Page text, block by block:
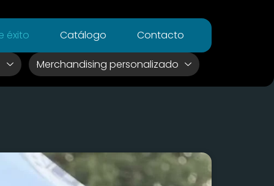
éxito Catálogo Contacto
Merchandising personalizado